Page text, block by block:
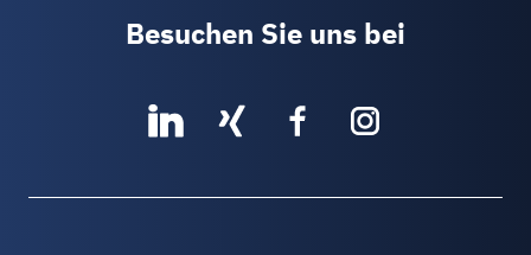
Besuchen Sie uns bei